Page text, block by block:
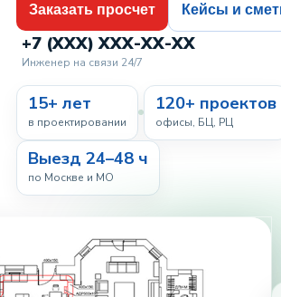
Заказать просчет Кейсы и
+7 (XXX) XXX-XX-XX
Инженер на связи 24/7
15+ лет
в проектировании
120+ проектов
офисы, БЦ, РЦ
Выезд 24–48 ч
по Москве и МО